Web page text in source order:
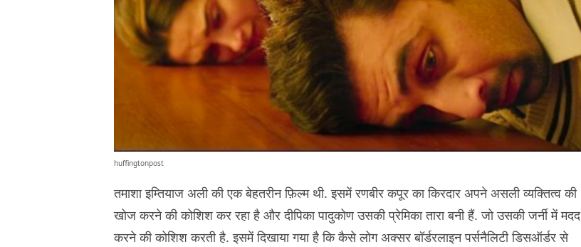
huffingtonpost
तमाशा इम्तियाज अली की एक बेहतरीन फ़िल्म थी. इसमें रणबीर कपूर का किरदार अपने असली व्यक्तित्व की
खोज करने की कोशिश कर रहा है और दीपिका पादुकोण उसकी प्रेमिका तारा बनी हैं. जो उसकी जर्नी में मदद
करने की कोशिश करती है. इसमें दिखाया गया है कि कैसे लोग अक्सर बॉर्डरलाइन पर्सनैलिटी डिसऑर्डर से